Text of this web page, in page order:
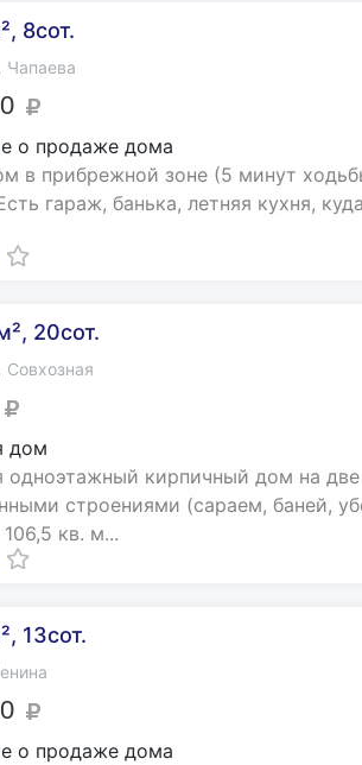
8сот.
Чапаева
о продаже дома
в прибрежной зоне (5 минут
гараж, банька, летняя кухня,
20сот.
Совхозная
дом
одноэтажный кирпичный дом на
строениями (сараем, баней,
кв. м...
13сот.
о продаже дома